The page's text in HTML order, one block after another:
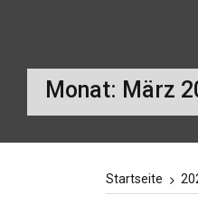
Monat: März
Startseite